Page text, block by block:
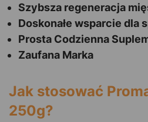
Szybsza regeneracja
Doskonałe wsparcie dla
Prosta Codzienna
Zaufana Marka
Jak stosować
250g?